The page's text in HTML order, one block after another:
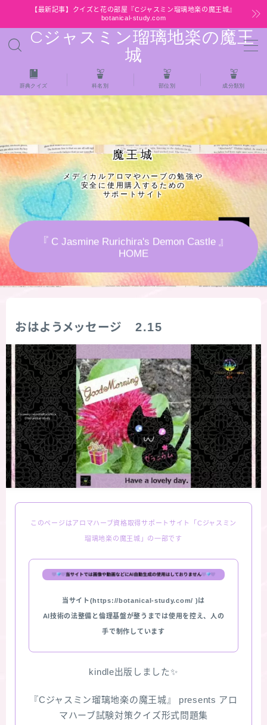
【最新記事】クイズと花の部屋『Cジャスミン瑠璃地楽の魔王城』
botanical-study.com
Cジャスミン瑠璃地楽の魔王
城
MENU
HOME
【最新】クイズと花の部屋
★全種/アロマハーブスパイス基材 プチ辞典ク
イズ＆プチ辞典
★アロマ検定＋αクイズ
★アロマハーブ傾向チェック
秘密部屋
お知らせ
公式ウェブサイト『Botanical Study』
Cジャスミン瑠璃地楽の主な活動先リンク集
プロフィール
おすすめ商品＆レビュー
★スペシャルアロマハーブ４択クイズ (kindle出
版限定)
辞典クイズ 科名別 部位別 成分類別
魔王城
メディカルアロマやハーブの勉強や
安全に使用購入するための
サポートサイト
『 C Jasmine Rurichira's Demon Castle 』
HOME
おはようメッセージ 2.15
このページはアロマハーブ資格取得サポートサイト「Cジャスミン
瑠璃地楽の魔王城」の一部です
当サイト(https://botanical-study.com/ )は
AI技術の法整備と倫理基盤が整うまでは使用を控え、人の
手で制作しています
kindle出版しました✨
『Cジャスミン瑠璃地楽の魔王城』 presents アロ
マハーブ試験対策クイズ形式問題集